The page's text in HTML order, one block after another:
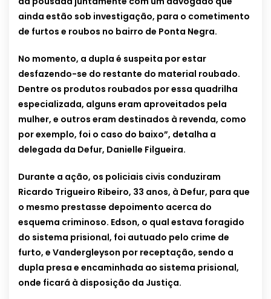
ainda estão sob investigação, para o cometimento
de furtos e roubos no bairro de Ponta Negra.
No momento, a dupla é suspeita por estar
desfazendo-se do restante do material roubado.
Dentre os produtos roubados por essa quadrilha
especializada, alguns eram aproveitados pela
mulher, e outros eram destinados à revenda, como
por exemplo, foi o caso do baixo”, detalha a
delegada da Defur, Danielle Filgueira.
Durante a ação, os policiais civis conduziram
Ricardo Trigueiro Ribeiro, 33 anos, à Defur, para que
o mesmo prestasse depoimento acerca do
esquema criminoso. Edson, o qual estava foragido
do sistema prisional, foi autuado pelo crime de
furto, e Vandergleyson por receptação, sendo a
dupla presa e encaminhada ao sistema prisional,
onde ficará à disposição da Justiça.